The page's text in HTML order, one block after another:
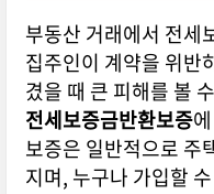
부동산 거래에서 전세
집주인이 계약을 위반
겼을 때 큰 피해를 볼
전세보증금반환보증
보증은 일반적으로 주
지며, 누구나 가입할